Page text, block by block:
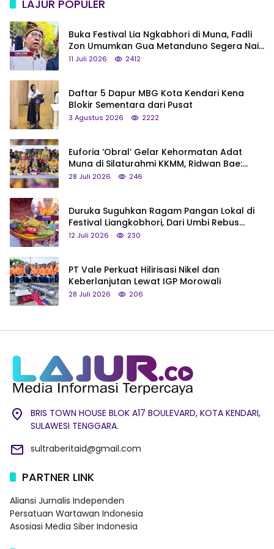
LAJUR POPULER
Buka Festival Lia Ngkabhori di Muna, Fadli
Zon Umumkan Gua Metanduno Segera Naik
Status Jadi Cagar Budaya Nasional
11 Juli 2026 2412
Daftar 5 Dapur MBG Kota Kendari Kena
Blokir Sementara dari Pusat
3 Agustus 2026 2222
Euforia ‘Obral’ Gelar Kehormatan Adat
Muna di Silaturahmi KKMM, Ridwan Bae:
Saya Bukan Tipe Begitu, Belum Pantas!
28 Juli 2026 246
Duruka Suguhkan Ragam Pangan Lokal di
Festival Liangkobhori, Dari Umbi Rebus
hingga Tumpeng Beras Muna
12 Juli 2026 230
PT Vale Perkuat Hilirisasi Nikel dan
Keberlanjutan Lewat IGP Morowali
28 Juli 2026 206
BRIS TOWN HOUSE BLOK A17 BOULEVARD, KOTA KENDARI,
SULAWESI TENGGARA.
sultraberitaid@gmail.com
PARTNER LINK
Aliansi Jurnalis Independen
Persatuan Wartawan Indonesia
Asosiasi Media Siber Indonesia